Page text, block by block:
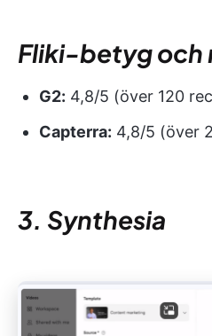
Fliki-betyg och
G2: 4,8/5 (över 120
Capterra: 4,8/5 (över
3. Synthesia